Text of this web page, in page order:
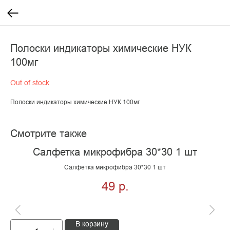
Полоски индикаторы химические НУК
100мг
Out of stock
Полоски индикаторы химические НУК 100мг
Смотрите также
Салфетка микрофибра 30*30 1 шт
Салфетка микрофибра 30*30 1 шт
49 р.
В корзину